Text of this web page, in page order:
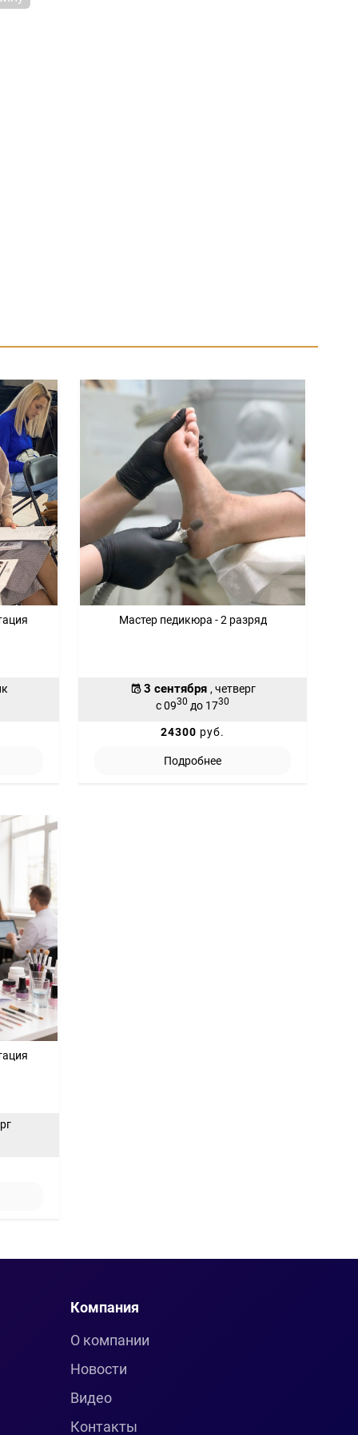
Мастер педикюра - 2 разряд
3 сентября , четверг
с 0930 до 1730
24300 руб.
Подробнее
Компания
О компании
Новости
Видео
Контакты